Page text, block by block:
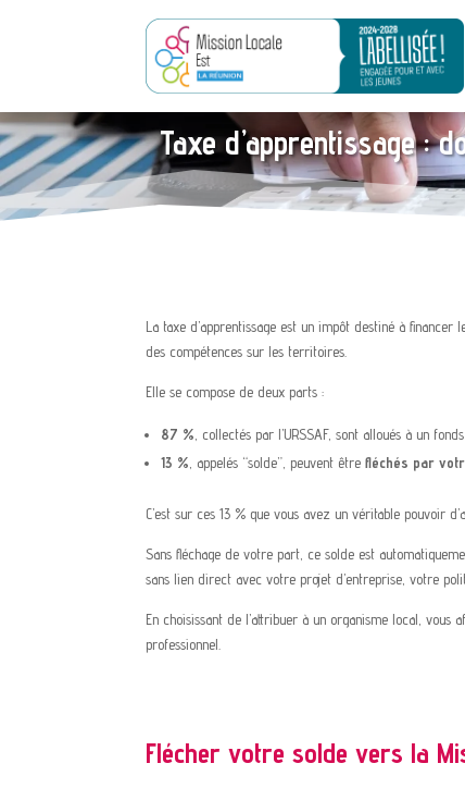
Taxe d’apprentissage :
La taxe d’apprentissage est un impôt destiné à
des compétences sur les territoires.
Elle se compose de deux parts :
87 % , collectés par l’URSSAF, sont alloués à un
13 % , appelés “solde”, peuvent êtrefléchés par
C’est sur ces 13 % que vous avez un véritable pouvoir
Sans fléchage de votre part, ce solde est
sans lien direct avec votre projet d’entreprise, votre
En choisissant de l’attribuer à un organisme local,
professionnel.
Flécher votre solde vers la